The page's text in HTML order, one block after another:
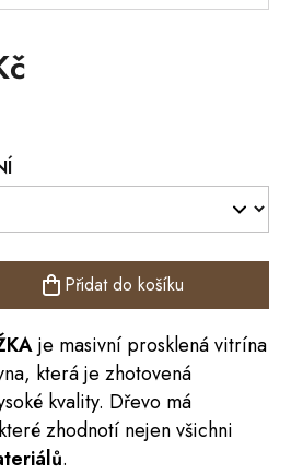
Přidat do košíku
je masivní prosklená vitrína
, která je zhotovená
kvality. Dřevo má
zhodnotí nejen všichni
.